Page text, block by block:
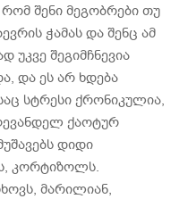
შენი მეგობრები თუ
ჭამას და შენც ამ
უკვე შეგიმჩნევია
და ეს არ ხდება
სტრესი ქრონიკულია,
ქაოტურ
დიდი
კორტიზოლს.
მარილიან,